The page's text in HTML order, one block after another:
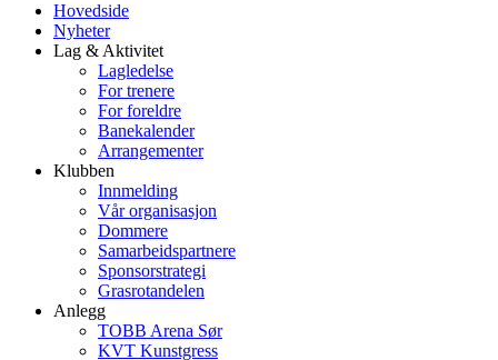
Hovedside
Nyheter
Lag & Aktivitet
Lagledelse
For trenere
For foreldre
Banekalender
Arrangementer
Klubben
Innmelding
Vår organisasjon
Dommere
Samarbeidspartnere
Sponsorstrategi
Grasrotandelen
Anlegg
TOBB Arena Sør
KVT Kunstgress